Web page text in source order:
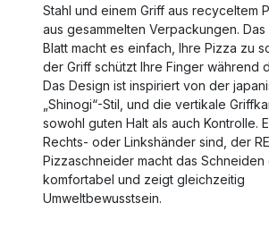
Stahl und einem Griff aus recyceltem
aus gesammelten Verpackungen.
Blatt macht es einfach, Ihre Pizza zu
der Griff schützt Ihre Finger während
Das Design ist inspiriert von der
„Shinogi“-Stil, und die vertikale
sowohl guten Halt als auch Kontrolle.
Rechts- oder Linkshänder sind, der
Pizzaschneider macht das Schneiden
komfortabel und zeigt gleichzeitig
Umweltbewusstsein.